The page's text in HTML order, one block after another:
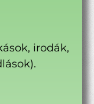
irodák,